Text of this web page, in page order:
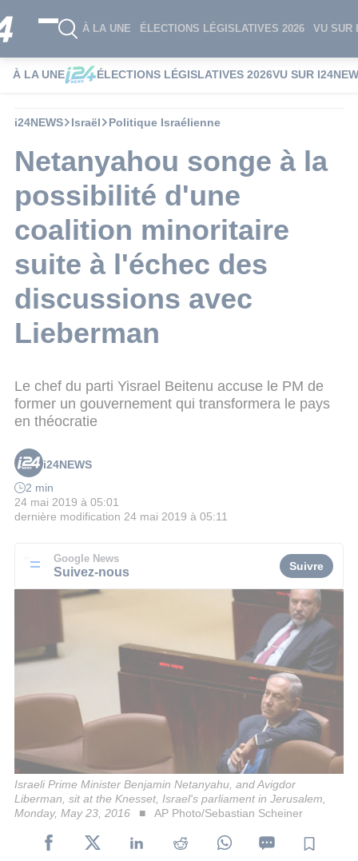
À LA UNE ÉLECTIONS LÉGISLATIVES 2026 VU SUR
À LA UNE ÉLECTIONS LÉGISLATIVES 2026VU SUR
i24NEWS Israël Politique Israélienne
Netanyahou songe à la
possibilité d'une
coalition minoritaire
suite à l'échec des
discussions avec
Lieberman
Le chef du parti Yisrael Beitenu accuse le PM de
former un gouvernement qui transformera le pays
en théocratie
i24NEWS
2 min
24 mai 2019 à 05:01
dernière modification 24 mai 2019 à 05:11
Google News
Suivez-nous Suivre
Israeli Prime Minister Benjamin Netanyahu, and Avigdor
Liberman, sit at the Knesset, Israel's parliament in Jerusalem,
Monday, May 23, 2016
AP Photo/Sebastian Scheiner